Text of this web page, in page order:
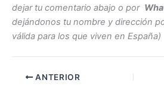
dejar tu comentario abajo o por
dejándonos tu nombre y dirección
válida para los que viven en España)
ANTERIOR